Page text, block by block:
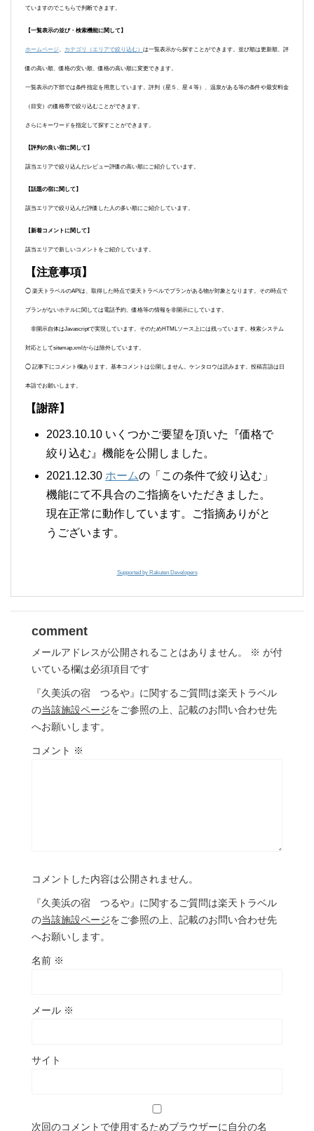
ていますのでこちらで判断できます。
【一覧表示の並び・検索機能に関して】
ホームページ カテゴリ（エリアで絞り込む） は一覧表示から探すことができます。並び順は更新順、評
価の高い順、価格の安い順、価格の高い順に変更できます。
一覧表示の下部では条件指定を用意しています。評判（星５、星４等）、温泉がある等の条件や最安料金
（目安）の価格帯で絞り込むことができます。
さらにキーワードを指定して探すことができます。
【評判の良い宿に関して】
該当エリアで絞り込んだレビュー評価の高い順にご紹介しています。
【話題の宿に関して】
該当エリアで絞り込んだ評価した人の多い順にご紹介しています。
【新着コメントに関して】
該当エリアで新しいコメントをご紹介しています。
【注意事項】
◯ 楽天トラベルのAPIは、取得した時点で楽天トラベルでプランがある物が対象となります。その時点で
プランがないホテルに関しては電話予約、価格等の情報を非開示にしています。
非開示自体はJavascriptで実現しています。そのためHTMLソース上には残っています。検索システム
対応としてsitemap.xmlからは除外しています。
◯ 記事下にコメント欄あります。基本コメントは公開しません。ケンタロウは読みます。投稿言語は日
本語でお願いします。
【謝辞】
2023.10.10 いくつかご要望を頂いた『価格で
絞り込む』機能を公開しました。
2021.12.30 ホームの「この条件で絞り込む」
機能にて不具合のご指摘をいただきました。
現在正常に動作しています。ご指摘ありがと
うございます。
Supported by Rakuten Developers
comment
メールアドレスが公開されることはありません。 ※ が付
いている欄は必須項目です
『久美浜の宿 つるや』に関するご質問は楽天トラベル
の当該施設ページをご参照の上、記載のお問い合わせ先
へお願いします。
コメント ※
コメントした内容は公開されません。
『久美浜の宿 つるや』に関するご質問は楽天トラベル
の当該施設ページをご参照の上、記載のお問い合わせ先
へお願いします。
名前 ※
メール ※
サイト
次回のコメントで使用するためブラウザーに自分の名